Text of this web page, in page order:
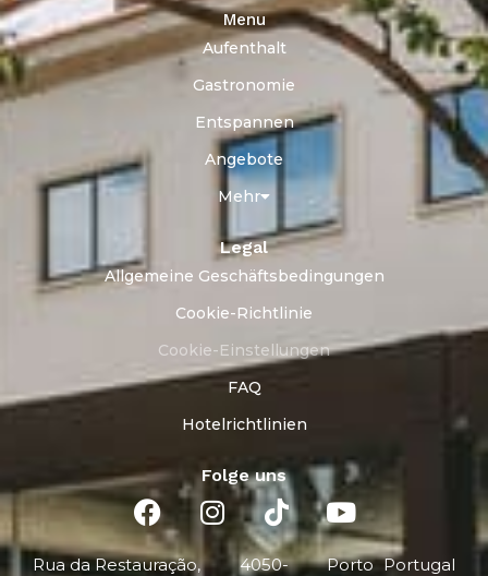
Menu
Aufenthalt
Gastronomie
Entspannen
Angebote
Mehr
Legal
Allgemeine Geschäftsbedingungen
Cookie-Richtlinie
Cookie-Einstellungen
FAQ
Hotelrichtlinien
Folge uns
Rua da Restauração,
4050-
Porto Portugal